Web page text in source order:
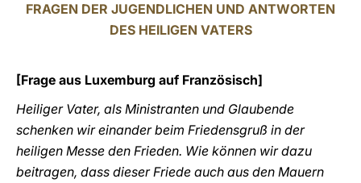
FRAGEN DER JUGENDLICHEN UND ANTWORTEN
DES HEILIGEN VATERS
[Frage aus Luxemburg auf Französisch]
Heiliger Vater, als Ministranten und Glaubende
schenken wir einander beim Friedensgruß in der
heiligen Messe den Frieden. Wie können wir dazu
beitragen, dass dieser Friede auch aus den Mauern